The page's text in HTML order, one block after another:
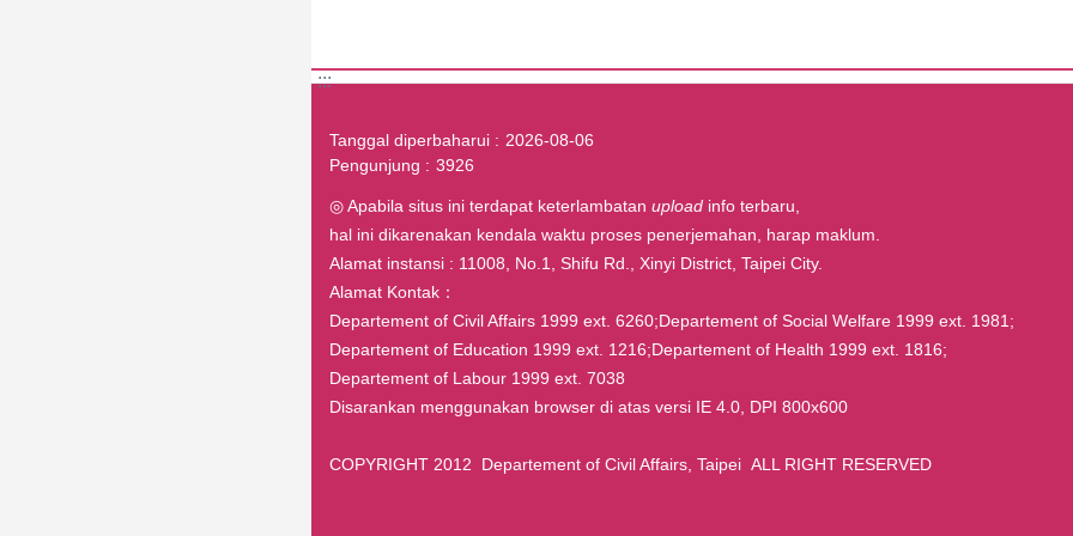
:::
Tanggal diperbaharui
2026-08-06
Pengunjung
3926
◎ Apabila situs ini terdapat keterlambatan upload info terbaru,
hal ini dikarenakan kendala waktu proses penerjemahan, harap maklum.
Alamat instansi : 11008, No.1, Shifu Rd., Xinyi District, Taipei City.
Alamat Kontak：
Departement of Civil Affairs 1999 ext. 6260;Departement of Social Welfare 1999 ext. 1981;
Departement of Education 1999 ext. 1216;Departement of Health 1999 ext. 1816;
Departement of Labour 1999 ext. 7038
Disarankan menggunakan browser di atas versi IE 4.0, DPI 800x600
COPYRIGHT 2012 Departement of Civil Affairs, Taipei ALL RIGHT RESERVED